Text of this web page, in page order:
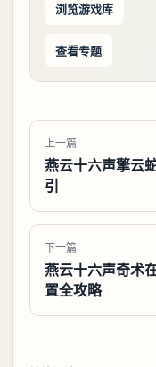
浏览游戏库
查看专题
上一篇
燕云十六声擎云
引
下一篇
燕云十六声奇术
置全攻略